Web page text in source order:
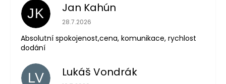
JK Jan Kahún
Hodnocení obchodu je 5 z 5 hvězdiček.
28.7.2026
Absolutní spokojenost,cena, komunikace, rychlost
dodání
LV Lukáš Vondrák